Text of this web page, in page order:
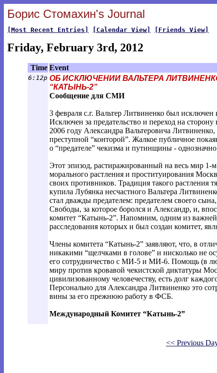
Борис Стомахин's Journal
[Most Recent Entries] [Calendar View] [Friends View]
Friday, February 3rd, 2012
Time Event
6:12p ОБ ИСКЛЮЧЕНИИ ВАЛЬТЕРА
“КАТЫНЬ-2”
Сообщение для СМИ
3 февраля с.г. Вальтер Литвиненко был
Исключен за предательство и переход на
2006 году Александра Вальтеровича
преступной “конторой”. Жалкое публичное
о “предателе” чекизма и путинщины -
Этот эпизод, растиражированный на весь мир
морального растления и проституирования
своих противников. Традиция такого растления
купила Лубянка несчастного Вальтера
стал дважды предателем: предателем своего
Свободы, за которое боролся и Александр, и,
комитет “Катынь-2”. Напомним, одним из
расследования которых и был создан комитет,
Члены комитета “Катынь-2” заявляют, что, в
никакими “щелчками в голове” и нисколько не
его сотрудничество с МИ-5 и МИ-6. Помощь (в
миру против кровавой чекистской диктатуры
цивилизованному человечеству, есть долг
Персонально для Александра Литвиненко это
вины за его прежнюю работу в ФСБ.
Международный Комитет “Катынь-2”
<< Previous